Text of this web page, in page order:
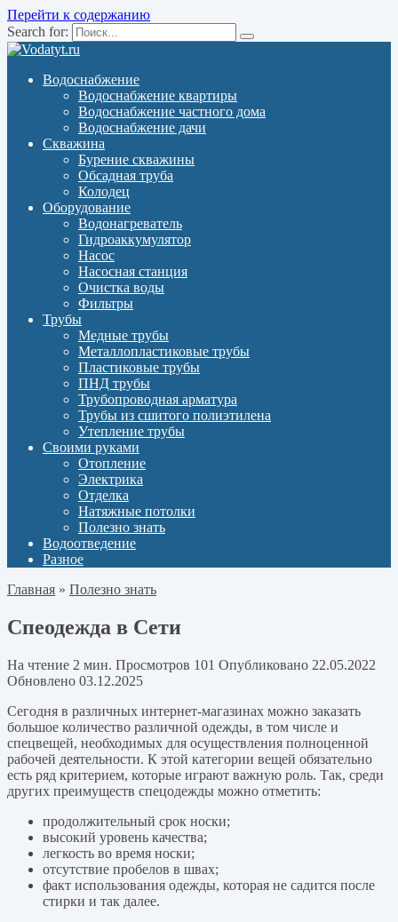
Перейти к содержанию
Search for:
Водоснабжение
Водоснабжение квартиры
Водоснабжение частного дома
Водоснабжение дачи
Скважина
Бурение скважины
Обсадная труба
Колодец
Оборудование
Водонагреватель
Гидроаккумулятор
Насос
Насосная станция
Очистка воды
Фильтры
Трубы
Медные трубы
Металлопластиковые трубы
Пластиковые трубы
ПНД трубы
Трубопроводная арматура
Трубы из сшитого полиэтилена
Утепление трубы
Своими руками
Отопление
Электрика
Отделка
Натяжные потолки
Полезно знать
Водоотведение
Разное
Главная » Полезно знать
Спеодежда в Сети
На чтение 2 мин. Просмотров 101 Опубликовано 22.05.2022
Обновлено 03.12.2025
Сегодня в различных интернет-магазинах можно заказать
большое количество различной одежды, в том числе и
спецвещей, необходимых для осуществления полноценной
рабочей деятельности. К этой категории вещей обязательно
есть ряд критерием, которые играют важную роль. Так, среди
других преимуществ спецодежды можно отметить:
продолжительный срок носки;
высокий уровень качества;
легкость во время носки;
отсутствие пробелов в швах;
факт использования одежды, которая не садится после
стирки и так далее.